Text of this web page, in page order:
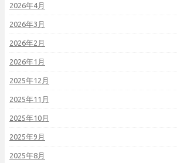
2026年4月
2026年3月
2026年2月
2026年1月
2025年12月
2025年11月
2025年10月
2025年9月
2025年8月